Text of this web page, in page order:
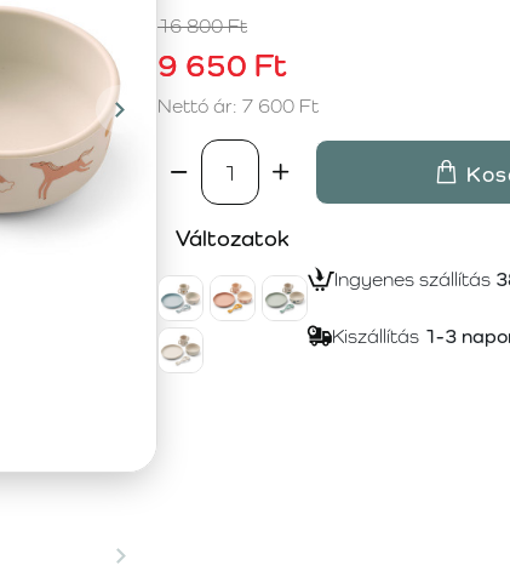
9 650 Ft
16 800 Ft
Nettó ár: 7 600 Ft
Változatok
Ingyenes szállítás
Kiszállítás 1-3